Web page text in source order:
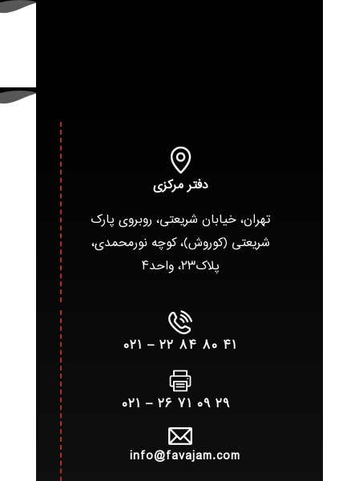
دفتر مرکزی
تهران، خیابان شریعتی، روبروی پارک
شریعتی (کوروش)، کوچه نورمحمدی،
پلاک۲۳، واحد۴
۴۱ ۸۰ ۸۴ ۲۲ – ۰۲۱
۲۹ ۰۹ ۷۱ ۲۶ – ۰۲۱
info@favajam.com